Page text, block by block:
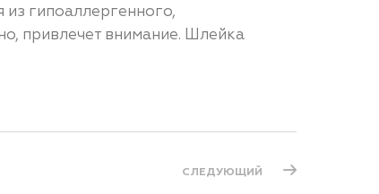
гипоаллергенного,
привлечет внимание. Шлейка
СЛЕДУЮЩИЙ